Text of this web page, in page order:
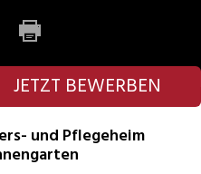
JETZT BEWERBEN
und Pflegeheim